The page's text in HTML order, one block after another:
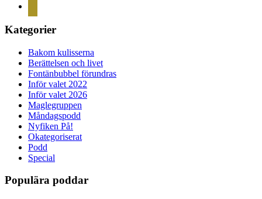
Kategorier
Bakom kulisserna
Berättelsen och livet
Fontänbubbel förundras
Inför valet 2022
Inför valet 2026
Maglegruppen
Måndagspodd
Nyfiken På!
Okategoriserat
Podd
Special
Populära poddar